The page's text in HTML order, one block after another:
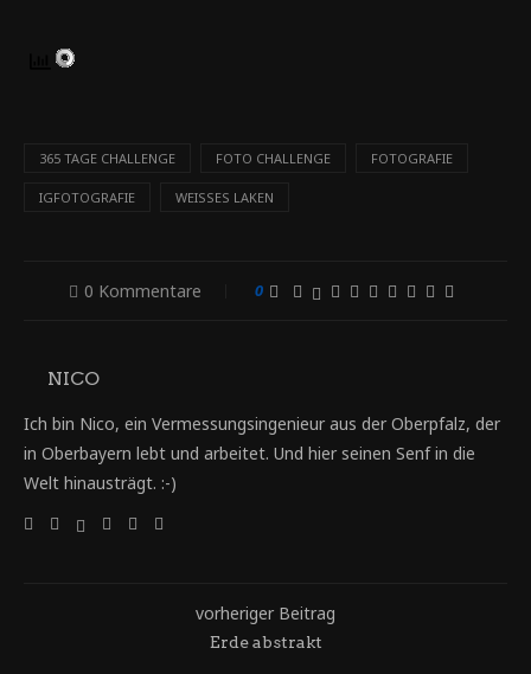
365 TAGE CHALLENGE FOTO CHALLENGE FOTOGRAFIE
IGFOTOGRAFIE WEISSES LAKEN
0 Kommentare 0
NICO
Ich bin Nico, ein Vermessungsingenieur aus der Oberpfalz, der
in Oberbayern lebt und arbeitet. Und hier seinen Senf in die
Welt hinausträgt. :-)
vorheriger Beitrag
Erde abstrakt